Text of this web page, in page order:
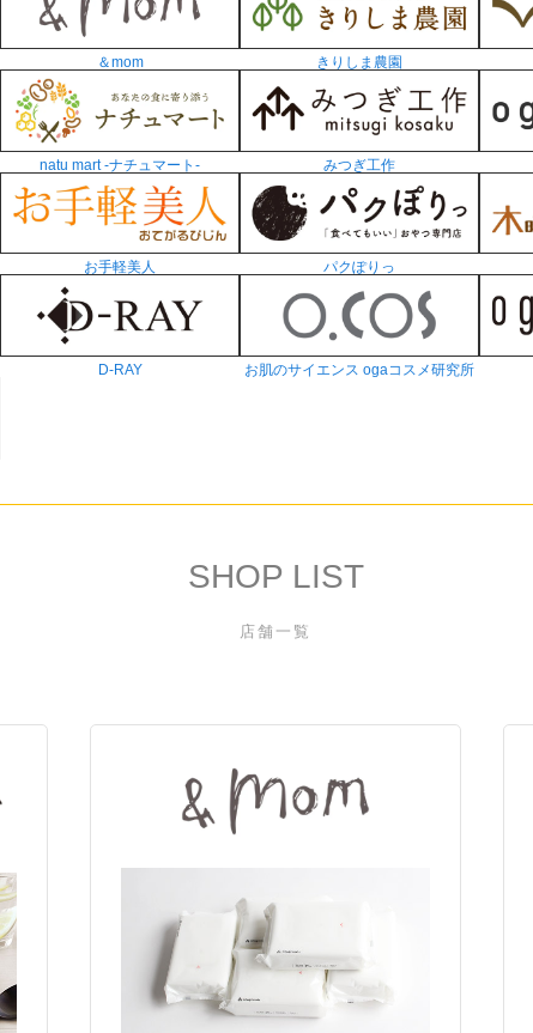
＆mom きりしま農園
natu mart -ナチュマート- みつぎ工作
お手軽美人 パクぽりっ
D-RAY お肌のサイエンス ogaコスメ研究所
SHOP LIST
店舗一覧